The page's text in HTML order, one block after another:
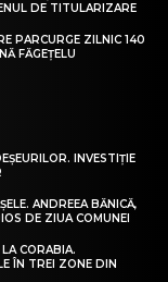
DE TITULARIZARE
PARCURGE ZILNIC 140
FĂGEȚELU
INVESTIȚIE
ANDREEA BĂNICĂ,
DE ZIUA COMUNEI
CORABIA.
ÎN TREI ZONE DIN